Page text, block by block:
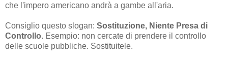
che l'impero americano andrà a gambe all'aria.
Consiglio questo slogan: Sostituzione, Niente Presa di
Controllo. Esempio: non cercate di prendere il controllo
delle scuole pubbliche. Sostituitele.